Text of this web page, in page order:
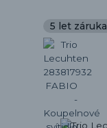
5 let záruka